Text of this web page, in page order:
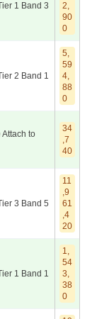
1 Band 3
2,
90
0
2 Band 1
5,
59
4,
88
0
to
34
,7
40
3 Band 5
11
,9
61
,4
20
1 Band 1
1,
54
3,
38
0